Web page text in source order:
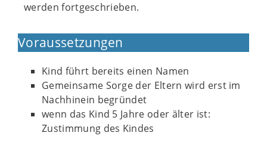
werden fortgeschrieben.
Voraussetzungen
Kind führt bereits einen Namen
Gemeinsame Sorge der Eltern wird erst im
Nachhinein begründet
wenn das Kind 5 Jahre oder älter ist:
Zustimmung des Kindes